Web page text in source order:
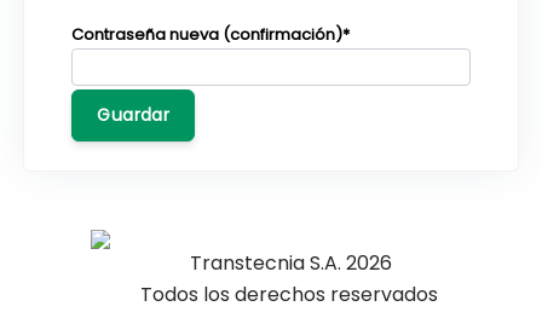
Contraseña nueva (confirmación)*
Guardar
Transtecnia S.A. 2026
Todos los derechos reservados